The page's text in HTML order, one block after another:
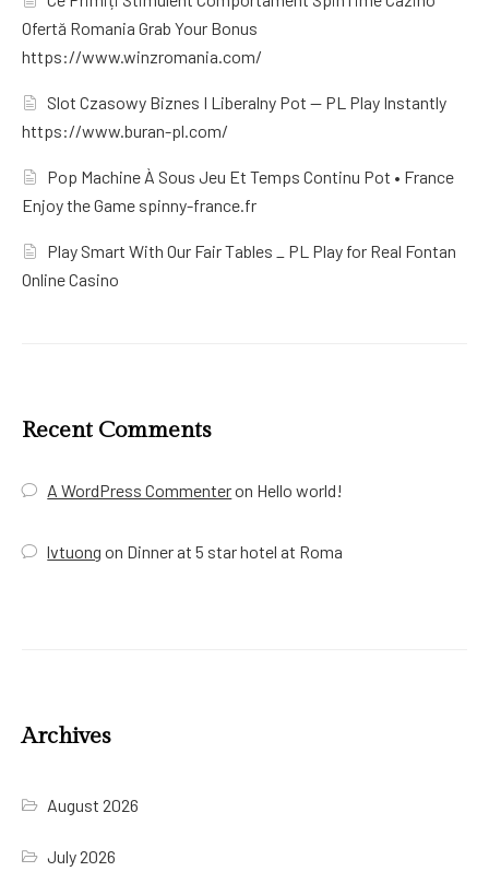
Ofertă Romania Grab Your Bonus
https://www.winzromania.com/
Slot Czasowy Biznes I Liberalny Pot — PL Play Instantly
https://www.buran-pl.com/
Pop Machine À Sous Jeu Et Temps Continu Pot • France
Enjoy the Game spinny-france.fr
Play Smart With Our Fair Tables _ PL Play for Real Fontan
Online Casino
Recent Comments
A WordPress Commenteron Hello world!
lvtuong on Dinner at 5 star hotel at Roma
Archives
August 2026
July 2026